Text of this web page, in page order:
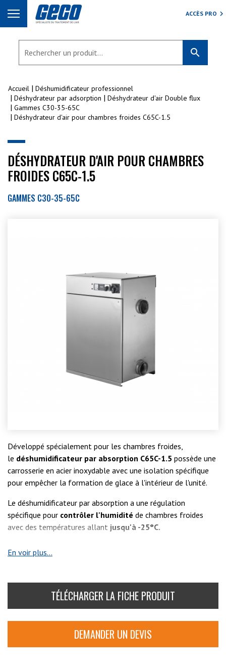
ACCÈS PRO
search
Accueil
Déshumidificateur professionnel
Déshydrateur par adsorption
Déshydrateur d'air Double flux
Gammes C30-35-65C
Déshydrateur d'air pour chambres froides C65C-1.5
DÉSHYDRATEUR D'AIR POUR CHAMBRES
FROIDES C65C-1.5
GAMMES C30-35-65C
Développé spécialement pour les chambres froides,
le déshumidificateur par absorption C65C-1.5 possède une
carrosserie en acier inoxydable avec une isolation spécifique
pour empêcher la formation de glace à l'intérieur de l'unité.
Le déshumidificateur par absorption a une régulation
spécifique pour contrôler l'humidité de chambres froides
avec des températures allant jusqu'à -25°C.
Voir aussi :
En voir plus...
TÉLÉCHARGER LA FICHE PRODUIT
DEMANDER UN DEVIS